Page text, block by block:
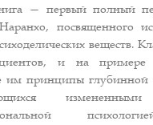
— первый полный
посвященного
веществ.
и на примере
им принципы глубинной